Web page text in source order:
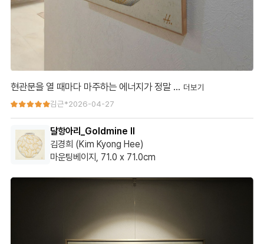
현관문을 열 때마다 마주하는 에너지가 정말 …
현관문을 열 때마다 마주하는 에너지가 정말 남다르네요.
잘 안 어울리면 어쩌나 걱정도 했거든요.
그런데 웬걸요, 걸어놓고 보니 현관이라는 공간의 품격이
확 살아납니다.
다 기분이 명료해지는 느낌이에요.
특히 퇴근하고 들어올 때 조명을 받은 황금빛 선들을 보면 밖에서
김근*2026-04-27
달항아리_Goldmine II
김경희 (Kim Kyong Hee)
마운팅베이지, 71.0 x 71.0cm